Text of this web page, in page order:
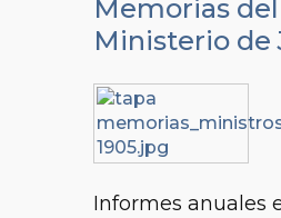
Memorias del
Ministerio de
Informes anuales